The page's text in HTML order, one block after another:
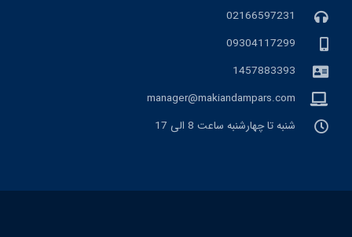
02166597231
09304117299
1457883393
manager@makiandampars.com
شنبه تا چهارشنبه ساعت 8 الی 17